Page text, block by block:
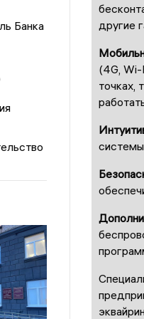
Банка
другие
(4G, Wi-
точках,